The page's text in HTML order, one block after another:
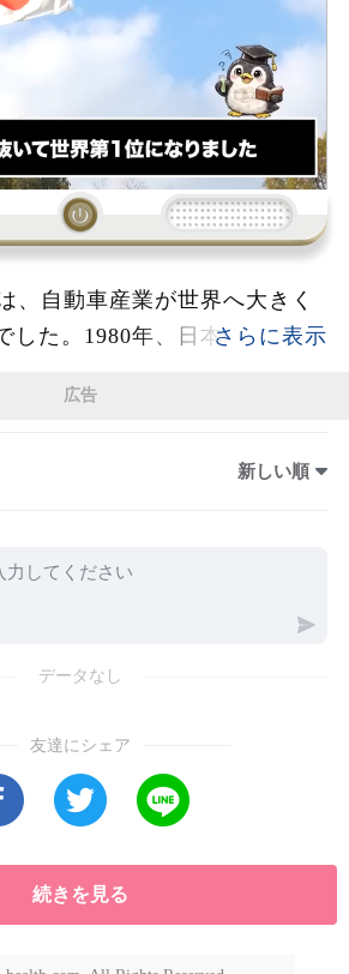
、自動車産業が世界へ大きく
した。1980年、日本の自動車
衆車が次々と姿を現しまし
代でもあります。そんな激動
が、ダイハツ・シャレードで
2代目モデルは、世界最小クラ
ディーゼルエンジンを搭載
車らしい工夫の象徴でした。
広告
新しい順
データなし
友達にシェア
続きを見る